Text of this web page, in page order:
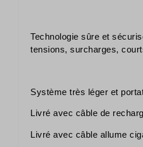
Technologie sûre et
tensions, surcharges,
Système très léger et
Livré avec câble de
Livré avec câble allume